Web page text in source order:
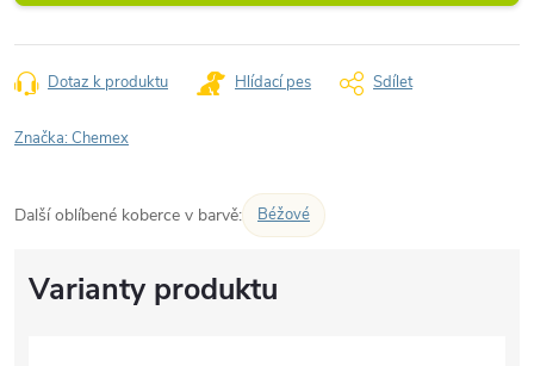
Dotaz k produktu Hlídací pes Sdílet
Značka:Chemex
Další oblíbené koberce v barvě: Béžové